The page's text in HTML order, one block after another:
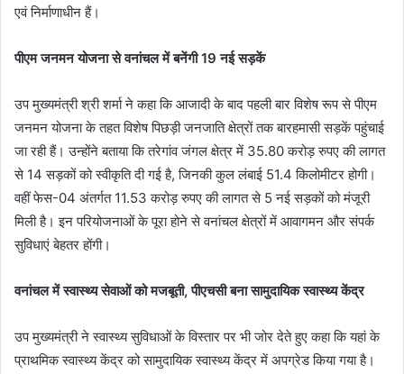
एवं निर्माणाधीन हैं।
पीएम जनमन योजना से वनांचल में बनेंगी 19 नई सड़कें
उप मुख्यमंत्री श्री शर्मा ने कहा कि आजादी के बाद पहली बार विशेष रूप से पीएम
जनमन योजना के तहत विशेष पिछड़ी जनजाति क्षेत्रों तक बारहमासी सड़कें पहुंचाई
जा रही हैं। उन्होंने बताया कि तरेगांव जंगल क्षेत्र में 35.80 करोड़ रुपए की लागत
से 14 सड़कों को स्वीकृति दी गई है, जिनकी कुल लंबाई 51.4 किलोमीटर होगी।
वहीं फेस-04 अंतर्गत 11.53 करोड़ रुपए की लागत से 5 नई सड़कों को मंजूरी
मिली है। इन परियोजनाओं के पूरा होने से वनांचल क्षेत्रों में आवागमन और संपर्क
सुविधाएं बेहतर होंगी।
वनांचल में स्वास्थ्य सेवाओं को मजबूती, पीएचसी बना सामुदायिक स्वास्थ्य केंद्र
उप मुख्यमंत्री ने स्वास्थ्य सुविधाओं के विस्तार पर भी जोर देते हुए कहा कि यहां के
प्राथमिक स्वास्थ्य केंद्र को सामुदायिक स्वास्थ्य केंद्र में अपग्रेड किया गया है।